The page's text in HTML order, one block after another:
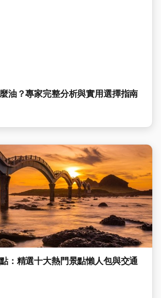
油？專家完整分析與實用選擇指南
：精選十大熱門景點懶人包與交通